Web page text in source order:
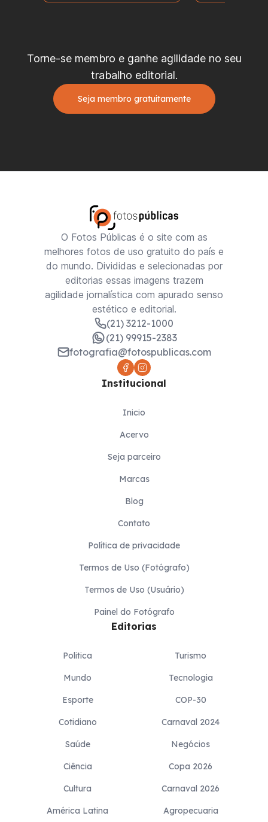
Torne-se membro e ganhe agilidade no seu
trabalho editorial.
Seja membro gratuitamente
O Fotos Públicas é o site com as
melhores fotos de uso gratuito do país e
do mundo. Divididas e selecionadas por
editorias essas imagens trazem
agilidade jornalística com apurado senso
estético e editorial.
(21) 3212-1000
(21) 99915-2383
fotografia@fotospublicas.com
Institucional
Inicio
Acervo
Seja parceiro
Marcas
Blog
Contato
Política de privacidade
Termos de Uso (Fotógrafo)
Termos de Uso (Usuário)
Painel do Fotógrafo
Editorias
Politica
Mundo
Esporte
Cotidiano
Saúde
Ciência
Cultura
América Latina
Turismo
Tecnologia
COP-30
Carnaval 2024
Negócios
Copa 2026
Carnaval 2026
Agropecuaria